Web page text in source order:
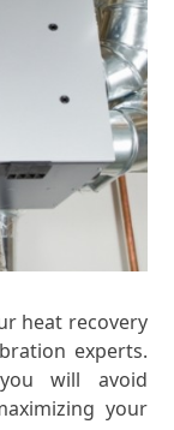
heat recovery
experts.
will avoid
your